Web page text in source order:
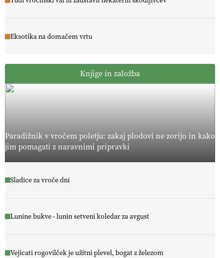
Eksotika na domačem vrtu
Knjige in založba
Paradižnik v vročem poletju: zakaj plodovi ne zorijo in kako
jim pomagati z naravnimi pripravki
Sladice za vroče dni
Lunine bukve - lunin setveni koledar za avgust
Vejicati rogovilček je užitni plevel, bogat z železom